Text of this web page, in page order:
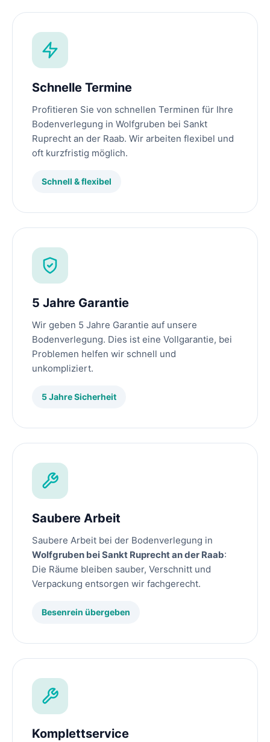
Schnelle Termine
Profitieren Sie von schnellen Terminen für Ihre
Bodenverlegung in Wolfgruben bei Sankt
Ruprecht an der Raab. Wir arbeiten flexibel und
oft kurzfristig möglich.
Schnell & flexibel
5 Jahre Garantie
Wir geben 5 Jahre Garantie auf unsere
Bodenverlegung. Dies ist eine Vollgarantie, bei
Problemen helfen wir schnell und
unkompliziert.
5 Jahre Sicherheit
Saubere Arbeit
Saubere Arbeit bei der Bodenverlegung in
Wolfgruben bei Sankt Ruprecht an der Raab:
Die Räume bleiben sauber, Verschnitt und
Verpackung entsorgen wir fachgerecht.
Besenrein übergeben
Komplettservice